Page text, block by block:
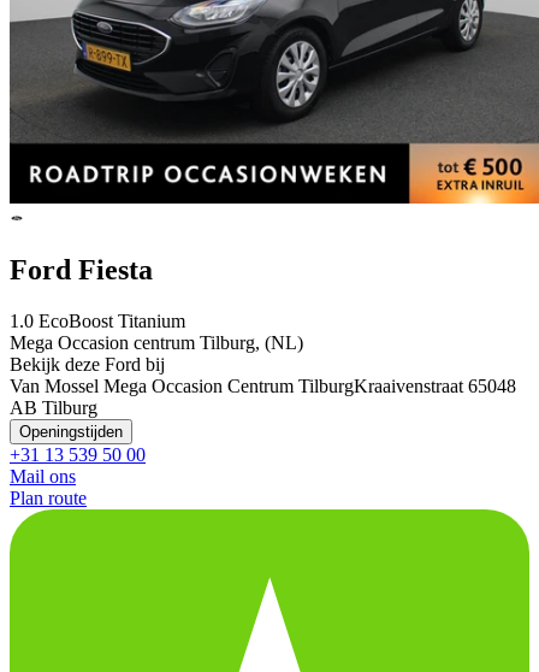
Ford Fiesta
1.0 EcoBoost Titanium
Mega Occasion centrum Tilburg, (NL)
Bekijk deze Ford bij
Van Mossel Mega Occasion Centrum TilburgKraaivenstraat 65048
AB Tilburg
Openingstijden
+31 13 539 50 00
Mail ons
Plan route